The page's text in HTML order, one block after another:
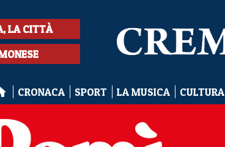
LA CITTÀ
CRONACA SPORT LA MUSICA CULTURA